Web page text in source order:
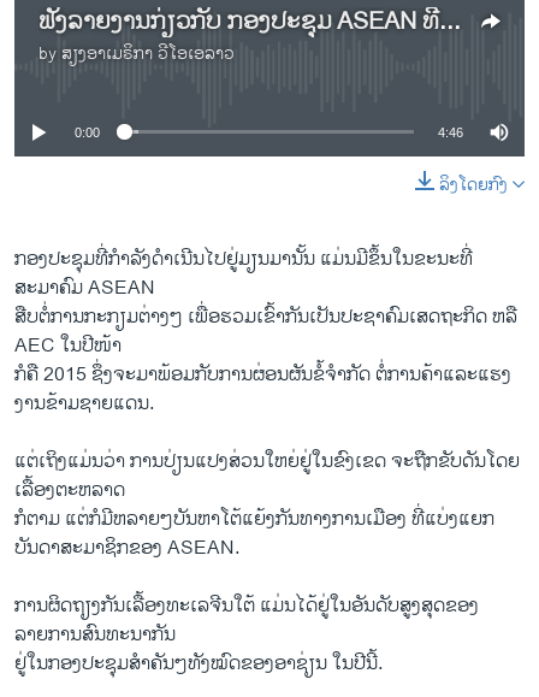
ຟັງລາຍງານກ່ຽວກັບ ກອງປະຊຸມ ASEAN ທີ່ມຽນມາ
by ສຽງອາເມຣິກາ ວີໂອເອລາວ
No media source currently available
0:00 4:46
ລິງໂດຍກົງ
ກອງ​ປະຊຸມທີ່ກຳລັງດຳເນີນໄປຢູ່​ມຽນມາ​ນັ້ນ ​ແມ່ນ​ມີ​ຂຶ້ນ​ໃນຂະ​ນະ​ທີ່
ສະມາຄົມ ASEAN
ສືບ​ຕໍ່​ການກະກຽມ​ຕ່າງໆ ​ເພື່ອ​ຮວມ​ເຂົ້າກັນ​ເປັນ​ປະຊາ​ຄົມ​ເສດຖະກິດ ຫລື
AEC ​ໃນ​ປີໜ້າ
ກໍ​ຄື 2015 ຊຶ່ງ​ຈະມາ​ພ້ອມ​ກັບການ​ຜ່ອນຜັນ​ຂໍ້​ຈຳກັດ ຕໍ່​ການ​ຄ້າ​ແລະ​ແຮງ​
ງານ​ຂ້າມ​ຊາຍແດນ.
ແຕ່ເຖິງ​ແມ່ນ​ວ່າ ການ​ປ່ຽນແປງ​ສ່ວນ​ໃຫຍ່ຢູ່​ໃນ​ຂົງ​ເຂດ​ ຈະ​ຖື​ກຂັບ​ດັນໂດຍ​
ເລື້ອງຕະຫລາດ​
ກໍ​ຕາມ ​ແຕ່ກໍ​ມີ​ຫລາຍໆ​ບັນຫາໂຕ້​ແຍ້​ງກັນທາງ​ການເມືອງ ທີ່​ແບ່ງ​ແຍກ​
ບັນດາ​ສະມາຊິກ​ຂອງ ASEAN.
ການ​ຜິດ​ຖຽງ​ກັນ​ເລື້ອງ​ທະ​ເລ​ຈີນ​ໃຕ້ ​ແມ່ນໄດ້ຢູ່​ໃນ​ອັນ​ດັບ​ສູງ​ສຸດ​ຂອງ​
ລາຍການ​ສົນທະນາກັນ
ຢູ່​ໃນ​ກອງ​ປະຊຸມ​ສຳຄັນໆ​ທັງ​ໝົດ​ຂອງ​ອາ​ຊ່ຽນ ​ໃນ​ປີ​ນີ້.